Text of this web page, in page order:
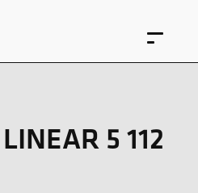
5 112